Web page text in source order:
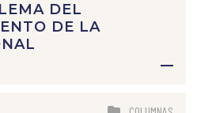
DEL
DE LA